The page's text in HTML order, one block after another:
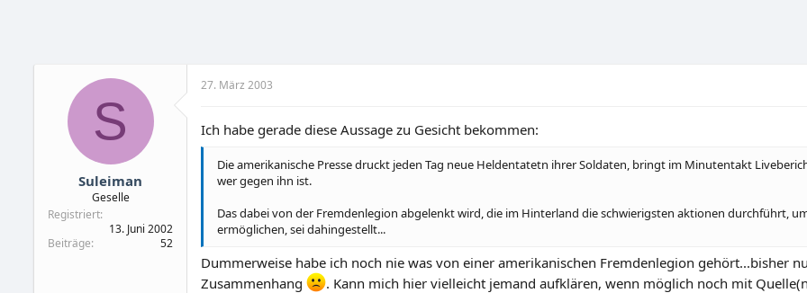
S
Suleiman
Geselle
Registriert
13. Juni 2002
Beiträge
52
27. März 2003
Ich habe gerade diese Aussage zu Gesicht bekommen:
Die amerikanische Presse druckt jeden Tag neue Heldentatetn ihrer Soldaten, bringt im Minutentakt
wer gegen ihn ist.
Das dabei von der Fremdenlegion abgelenkt wird, die im Hinterland die schwierigsten aktionen durchführt,
ermöglichen, sei dahingestellt...
Dummerweise habe ich noch nie was von einer amerikanischen Fremdenlegion gehört...bisher
Zusammenhang
. Kann mich hier vielleicht jemand aufklären, wenn möglich noch mit